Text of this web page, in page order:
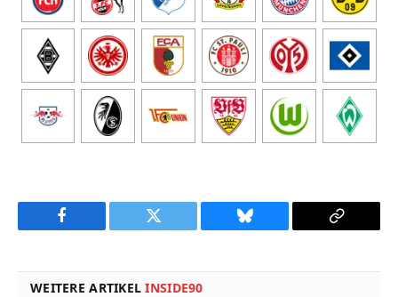
Facebook Twitter Bluesky
Copy
WEITERE ARTIKELINSIDE90